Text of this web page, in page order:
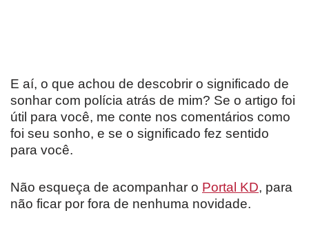
E aí, o que achou de descobrir o significado de
sonhar com polícia atrás de mim? Se o artigo foi
útil para você, me conte nos comentários como
foi seu sonho, e se o significado fez sentido
para você.
Não esqueça de acompanhar o Portal KD, para
não ficar por fora de nenhuma novidade.